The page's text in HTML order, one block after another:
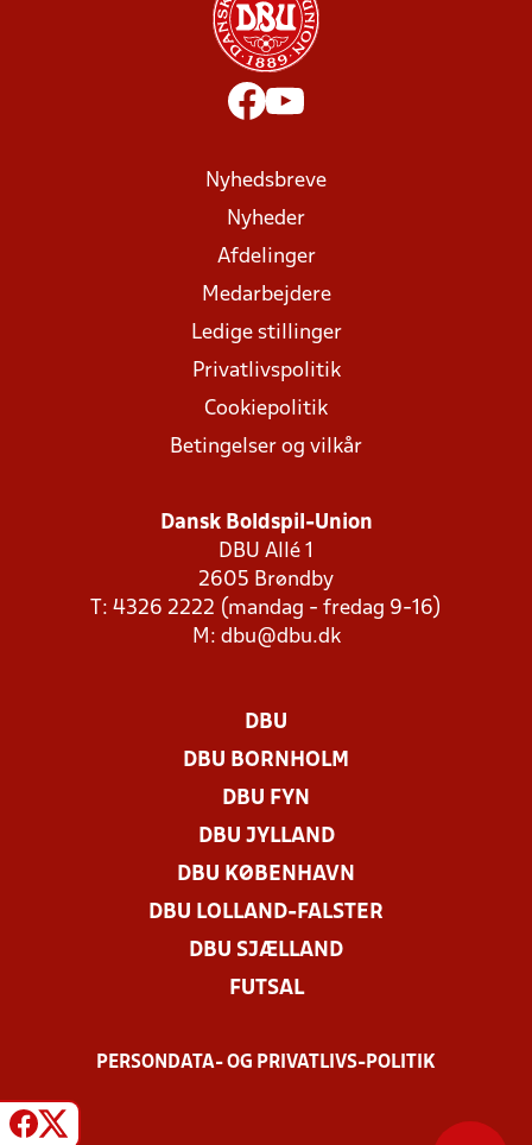
Nyhedsbreve
Nyheder
Afdelinger
Medarbejdere
Ledige stillinger
Privatlivspolitik
Cookiepolitik
Betingelser og vilkår
Dansk Boldspil-Union
DBU Allé 1
2605 Brøndby
T: 4326 2222 (mandag - fredag 9-16)
M: dbu@dbu.dk
DBU
DBU BORNHOLM
DBU FYN
DBU JYLLAND
DBU KØBENHAVN
DBU LOLLAND-FALSTER
DBU SJÆLLAND
FUTSAL
PERSONDATA- OG PRIVATLIVS-POLITIK